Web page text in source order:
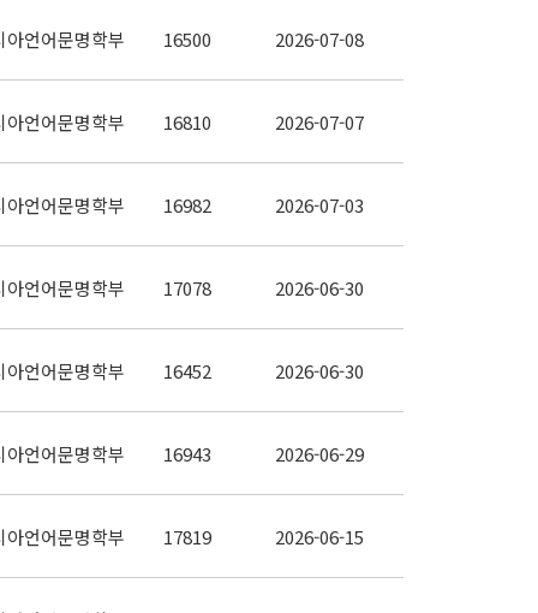
아언어문명학부 16500 2026-07-08
아언어문명학부 16810 2026-07-07
아언어문명학부 16982 2026-07-03
아언어문명학부 17078 2026-06-30
아언어문명학부 16452 2026-06-30
아언어문명학부 16943 2026-06-29
아언어문명학부 17819 2026-06-15